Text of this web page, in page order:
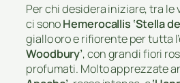
Per chi desidera iniziare, tra
ci sonoHemerocallis ‘Stella de
giallo oro e rifiorente per tutta
Woodbury’, con grandi fiori
profumati. Molto apprezzate